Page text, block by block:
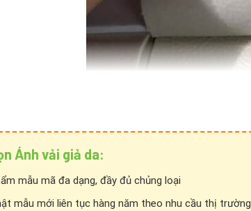
Ánh vải giả da:
mẫu mã đa dạng, đầy đủ chủng loại
mẫu mới liên tục hàng năm theo nhu cầu thị trường